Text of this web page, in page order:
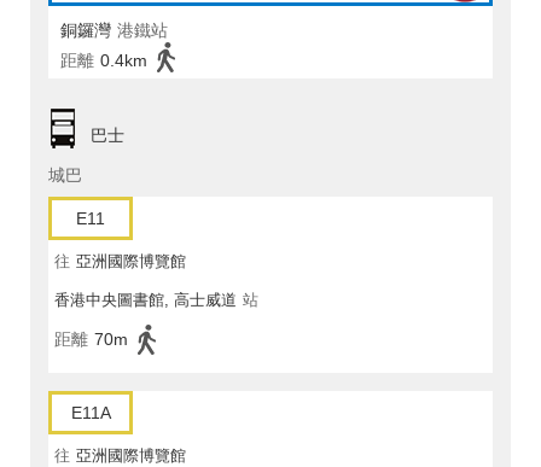
銅鑼灣 港鐵站
距離 0.4km
巴士
城巴
E11
往 亞洲國際博覽館
香港中央圖書館, 高士威道 站
距離 70m
E11A
往 亞洲國際博覽館